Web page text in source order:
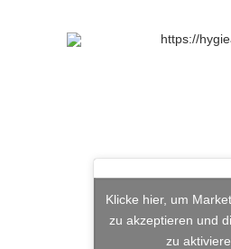
Klicke hier, um
zu akzeptieren und
zu